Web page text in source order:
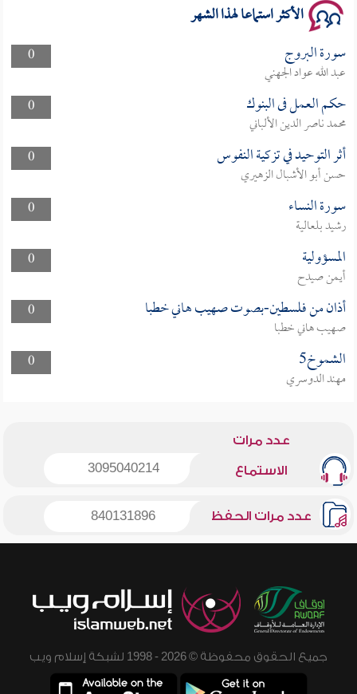
الأكثر استماعا لهذا الشهر
0 سورة البروج
عبد الله عواد الجهني
0
حكم العمل فى البنوك
محمد ناصر الدين الألباني
0
أثر التوحيد في تزكية النفوس
حسن أبو الأشبال الزهيري
0
سورة النساء
رشيد بلعالية
0
المسؤولية
أيمن صيدح
0
أذان من فلسطين-بصوت صهيب هاني خطبا
صهيب هاني خطبا
0
الشموخ5
مهند الدوسري
عدد مرات
الاستماع 3095040214
عدد مرات الحفظ 840131896
جميع الحقوق محفوظة © 2026 - 1998 لشبكة إسلام ويب